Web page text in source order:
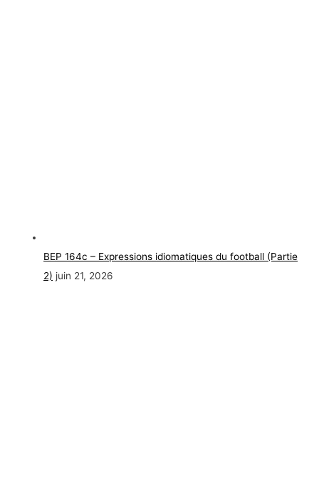
BEP 164c – Expressions idiomatiques du football (Partie
2) juin 21, 2026